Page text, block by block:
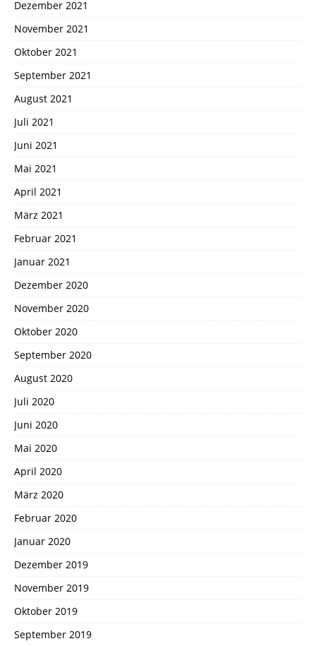
Dezember 2021
November 2021
Oktober 2021
September 2021
August 2021
Juli 2021
Juni 2021
Mai 2021
April 2021
März 2021
Februar 2021
Januar 2021
Dezember 2020
November 2020
Oktober 2020
September 2020
August 2020
Juli 2020
Juni 2020
Mai 2020
April 2020
März 2020
Februar 2020
Januar 2020
Dezember 2019
November 2019
Oktober 2019
September 2019